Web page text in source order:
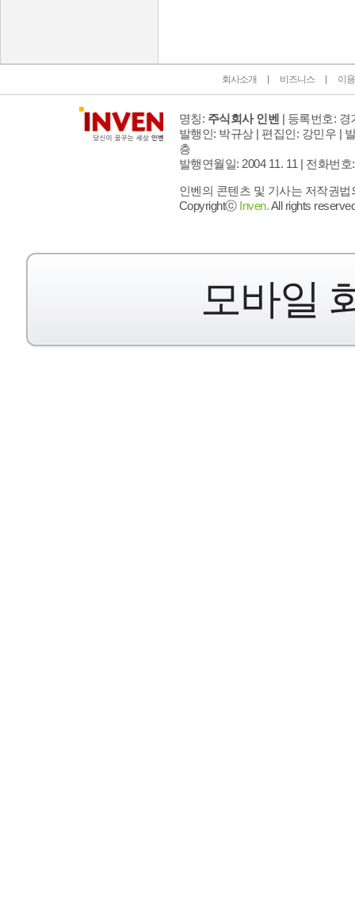
회사소개 비즈니스 이
명칭: 주식회사 인벤 | 등록번호: 경
발행인: 박규상 | 편집인: 강민우 |
층
발행연월일: 2004 11. 11 | 전화번호
인벤의 콘텐츠 및 기사는 저작권
Copyrightⓒ Inven.All rights
모바일